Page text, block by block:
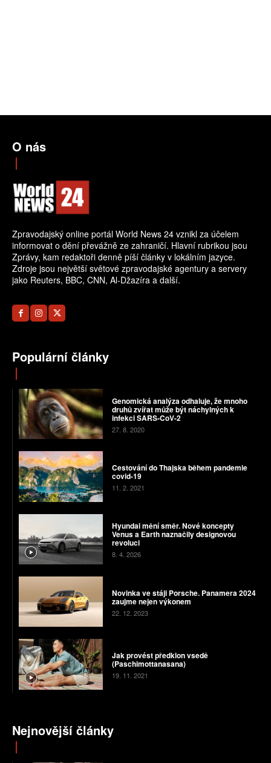
O nás
Zpravodajský online portál World News 24 vznikl za účelem
informovat o dění převážně ze zahraničí. Hlavní rubrikou jsou
Zprávy, kam redaktoři denně píší články v lokálním jazyce.
Zdroje jsou největší světové zpravodajské agentury a servery
jako Reuters, BBC, CNN, Al-Džazíra a další.
Populární články
Genomická analýza odhaluje, že mnoho
druhů zvířat může být náchylných k
infekci SARS-CoV-2
27. 8. 2020
Cestování do Thajska během pandemie
covid-19
11. 2. 2021
Hyundai mění směr. Nové koncepty
Venus a Earth naznačily designovou
revoluci
8. 4. 2026
Novinka ve stáji Porsche. Panamera 2024
zaujme nejen výkonem
22. 12. 2023
Jak provést předklon vsedě
(Paschimottanasana)
19. 11. 2021
Nejnovější články